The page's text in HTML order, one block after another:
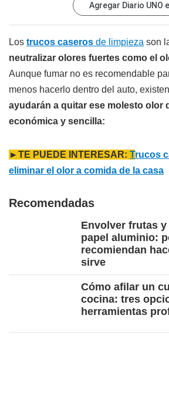
Agregar Diario UNO
Los trucos caseros de limpieza son
neutralizar olores fuertes como el
Aunque fumar no es recomendable
menos hacerlo dentro del auto, existen
ayudarán a quitar ese molesto olor
económica y sencilla:
►TE PUEDE INTERESAR: Trucos
eliminar el olor a comida de la casa
Recomendadas
Envolver frutas
papel aluminio:
recomiendan
sirve
Cómo afilar un
cocina: tres
herramientas